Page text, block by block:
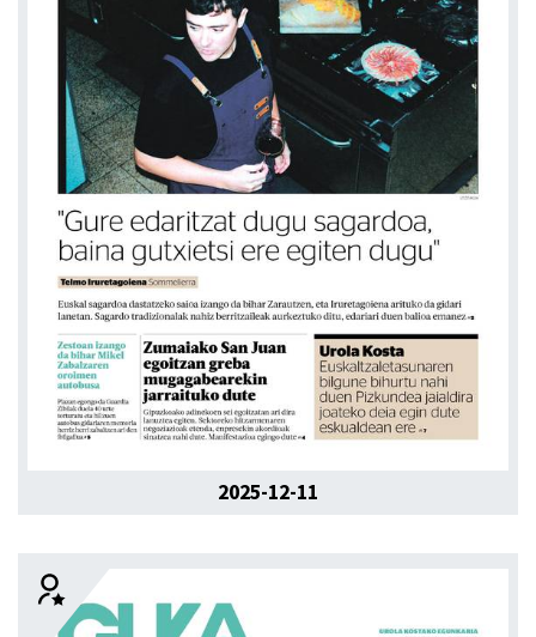
2025-12-11